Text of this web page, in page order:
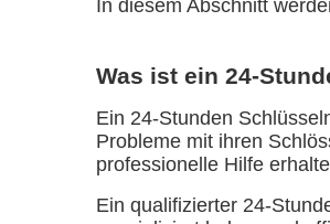
In diesem Abschnitt
Was ist ein 24-
Ein 24-Stunden
Probleme mit ihren
professionelle Hilfe
Ein qualifizierter 24-